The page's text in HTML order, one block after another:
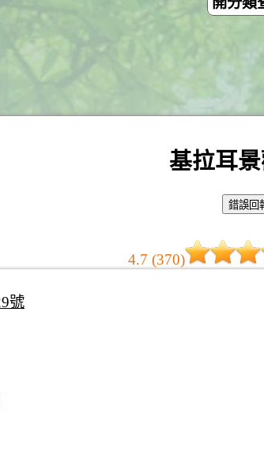
基拉耳
4.7 (370)
號